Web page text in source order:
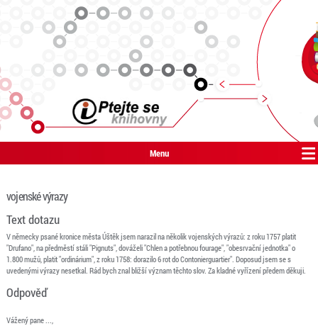
Menu
vojenské výrazy
Text dotazu
V německy psané kronice města Úštěk jsem narazil na několik vojenských výrazů: z roku 1757 platit
"Drufano", na předměstí stáli "Pignuts", dováželi "Chlen a potřebnou fourage", "obesrvační jednotka" o
1.800 mužů, platit "ordinárium", z roku 1758: dorazilo 6 rot do Contonierguartier". Doposud jsem se s
uvedenými výrazy nesetkal. Rád bych znal bližší význam těchto slov. Za kladné vyřízení předem děkuji.
Odpověď
Vážený pane ...,